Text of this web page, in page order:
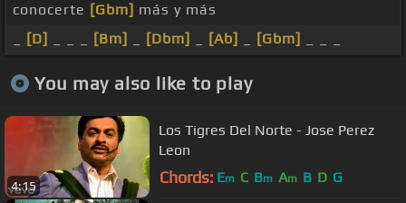
conocerte [Gbm] más y más
[D] [Bm] [Dbm] [Ab] [Gbm]
You may also like to play
4:15
Los Tigres Del Norte - Jose Perez
Leon
Chords: Em C Bm Am B D G